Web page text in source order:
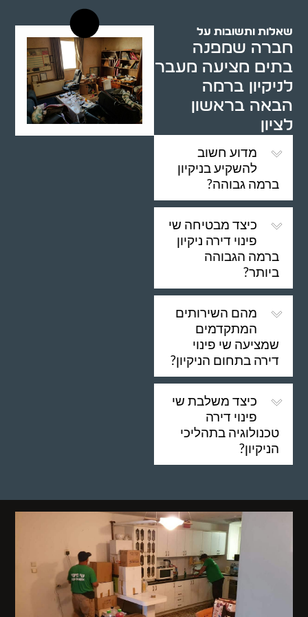
שאלות ותשובות על
חברה שמפנה
בתים מציעה מעבר
לניקיון ברמה
הבאה בראשון
לציון
מדוע חשוב
להשקיע בניקיון
ברמה גבוהה?
כיצד מבטיחה שי
פינוי דירה ניקיון
ברמה הגבוהה
ביותר?
מהם השירותים
המתקדמים
שמציעה שי פינוי
דירה בתחום הניקיון?
כיצד משלבת שי
פינוי דירה
טכנולוגיה בתהליכי
הניקיון?